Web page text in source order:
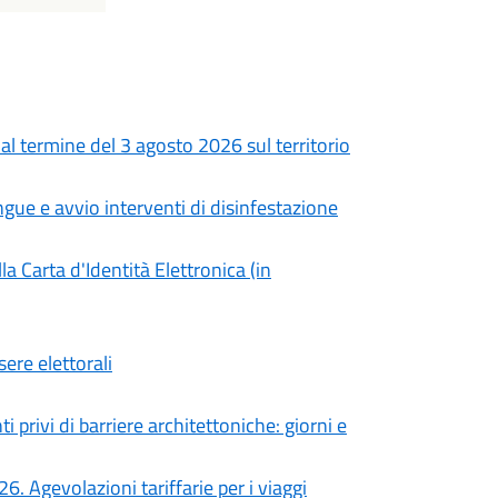
termine del 3 agosto 2026 sul territorio
e avvio interventi di disinfestazione
Carta d'Identità Elettronica (in
elettorali
privi di barriere architettoniche: giorni e
Agevolazioni tariffarie per i viaggi